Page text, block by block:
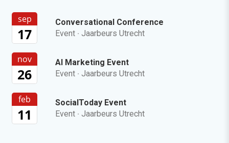
sep
17
Conversational Conference
Event · Jaarbeurs Utrecht
nov
26
AI Marketing Event
Event · Jaarbeurs Utrecht
feb
11
SocialToday Event
Event · Jaarbeurs Utrecht